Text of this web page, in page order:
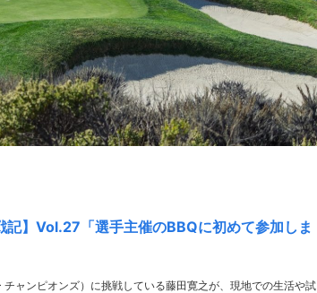
記】Vol.27「選手主催のBBQに初めて参加しま
ャンピオンズ）に挑戦している藤田寛之が、現地での生活や試